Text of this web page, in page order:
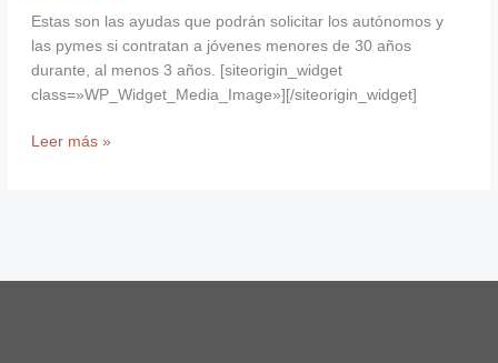
Estas son las ayudas que podrán solicitar los autónomos y
las pymes si contratan a jóvenes menores de 30 años
durante, al menos 3 años. [siteorigin_widget
class=»WP_Widget_Media_Image»][/siteorigin_widget]
Leer más »